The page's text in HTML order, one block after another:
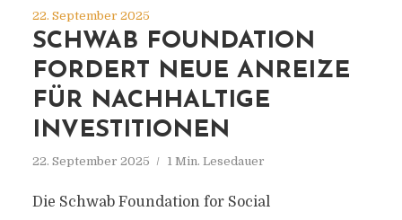
22. September 2025
SCHWAB FOUNDATION
FORDERT NEUE ANREIZE
FÜR NACHHALTIGE
INVESTITIONEN
22. September 2025 1 Min. Lesedauer
Die Schwab Foundation for Social